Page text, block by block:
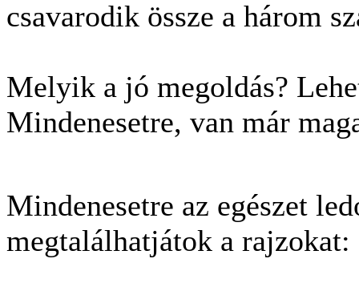
csavarodik össze a három
Melyik a jó megoldás?
Mindenesetre, van már
Mindenesetre az egészet
megtalálhatjátok a rajzokat: